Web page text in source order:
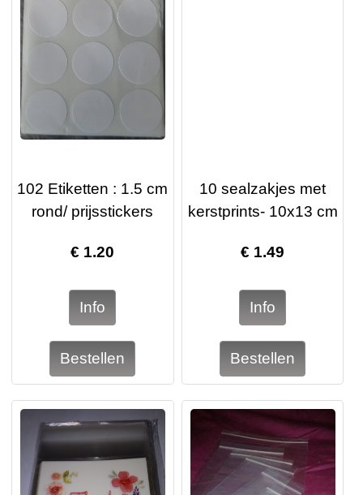
102 Etiketten : 1.5 cm
rond/ prijsstickers
€ 1.20
10 sealzakjes met
kerstprints- 10x13 cm
€ 1.49